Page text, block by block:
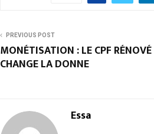
PREVIOUS POST
MONÉTISATION : LE CPF RÉNOVÉ
CHANGE LA DONNE
Essa